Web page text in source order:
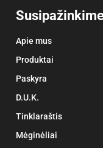
Apie mus
Produktai
Paskyra
D.U.K.
Tinklaraštis
Mėginėliai